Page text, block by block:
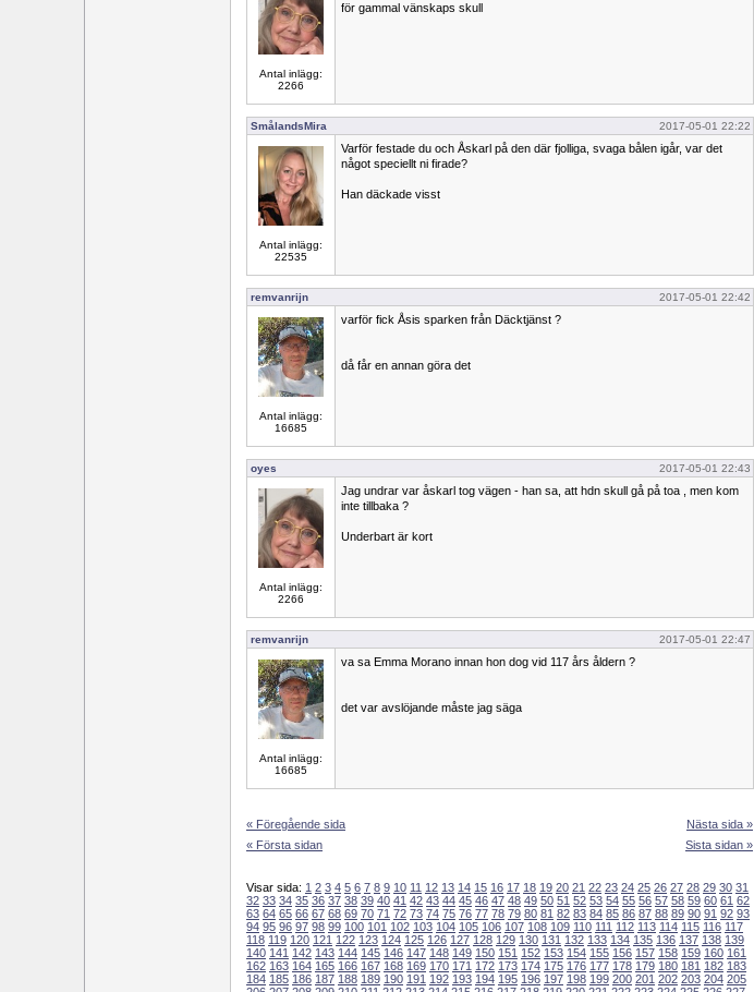
Antal inlägg:
2266
för gammal vänskaps skull
SmålandsMira 2017-05-01 22:22
Antal inlägg:
22535
Varför festade du och Åskarl på den där fjolliga, svaga bålen igår, var det
något speciellt ni firade?
Han däckade visst
remvanrijn 2017-05-01 22:42
Antal inlägg:
16685
varför fick Åsis sparken från Däcktjänst ?
då får en annan göra det
oyes 2017-05-01 22:43
Antal inlägg:
2266
Jag undrar var åskarl tog vägen - han sa, att hdn skull gå på toa , men kom
inte tillbaka ?
Underbart är kort
remvanrijn 2017-05-01 22:47
Antal inlägg:
16685
va sa Emma Morano innan hon dog vid 117 års åldern ?
det var avslöjande måste jag säga
« Föregående sida
« Första sidan
Nästa sida »
Sista sidan »
Visar sida: 1 2 3 4 5 6 7 8 9 10 11 12 13 14 15 16 17 18 19 20 21 22 23 24 25 26 27 28 29 30 31
32 33 34 35 36 37 38 39 40 41 42 43 44 45 46 47 48 49 50 51 52 53 54 55 56 57 58 59 60 61 62
63 64 65 66 67 68 69 70 71 72 73 74 75 76 77 78 79 80 81 82 83 84 85 86 87 88 89 90 91 92 93
94 95 96 97 98 99 100 101 102 103 104 105 106 107 108 109 110 111 112 113 114 115 116 117
118 119 120 121 122 123 124 125 126 127 128 129 130 131 132 133 134 135 136 137 138 139
140 141 142 143 144 145 146 147 148 149 150 151 152 153 154 155 156 157 158 159 160 161
162 163 164 165 166 167 168 169 170 171 172 173 174 175 176 177 178 179 180 181 182 183
184 185 186 187 188 189 190 191 192 193 194 195 196 197 198 199 200 201 202 203 204 205